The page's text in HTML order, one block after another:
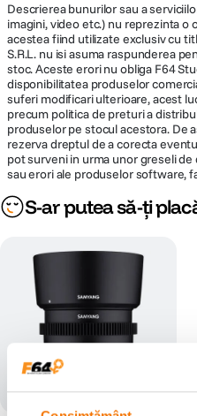
Descrierea bunurilor sau a
imagini, video etc.) nu reprezinta o
acestea fiind utilizate exclusiv cu
S.R.L. nu isi asuma raspunderea
stoc. Aceste erori nu obliga F64
disponibilitatea produselor
suferi modificari ulterioare, acest
precum politica de preturi a
produselor pe stocul acestora. De
rezerva dreptul de a corecta
pot surveni in urma unor greseli
sau erori ale produselor software,
S-ar putea să-ți